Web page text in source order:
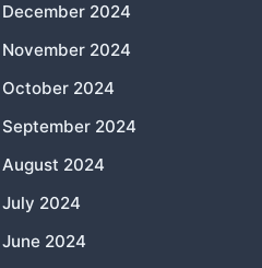
December 2024
November 2024
October 2024
September 2024
August 2024
July 2024
June 2024